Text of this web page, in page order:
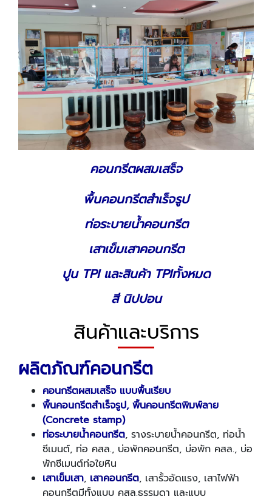
คอนกรีตผสมเสร็จ
พื้นคอนกรีตสำเร็จรูป
ท่อระบายน้ำคอนกรีต
เสาเข็มเสาคอนกรีต
ปูน TPIและสินค้า TPIทั้งหมด
สี นิปปอน
สินค้าและบริการ
ผลิตภัณฑ์คอนกรีต
คอนกรีตผสมเสร็จ แบบพื้นเรียบ
พื้นคอนกรีตสำเร็จรูป, พื้นคอนกรีตพิมพ์ลาย
(Concrete stamp)
ท่อระบายน้ำคอนกรีต, รางระบายน้ำคอนกรีต, ท่อน้ำ
ซีเมนต์, ท่อ คสล., บ่อพักคอนกรีต, บ่อพัก คสล., บ่อ
พักซีเมนต์ท่อใยหิน
เสาเข็มเสา, เสาคอนกรีต, เสารั้วอัดแรง, เสาไฟฟ้า
คอนกรีตมีทั้งแบบ คสล.ธรรมดา และแบบ